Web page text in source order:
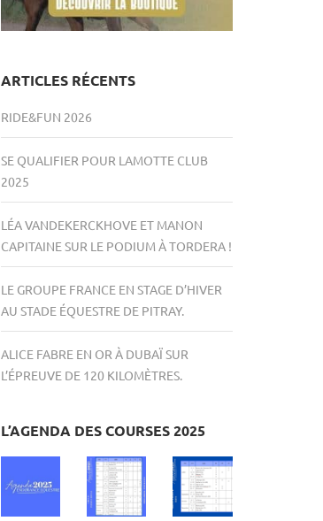
ARTICLES RÉCENTS
RIDE&FUN 2026
SE QUALIFIER POUR LAMOTTE CLUB
2025
LÉA VANDEKERCKHOVE ET MANON
CAPITAINE SUR LE PODIUM À TORDERA !
LE GROUPE FRANCE EN STAGE D’HIVER
AU STADE ÉQUESTRE DE PITRAY.
ALICE FABRE EN OR À DUBAÏ SUR
L’ÉPREUVE DE 120 KILOMÈTRES.
L’AGENDA DES COURSES 2025